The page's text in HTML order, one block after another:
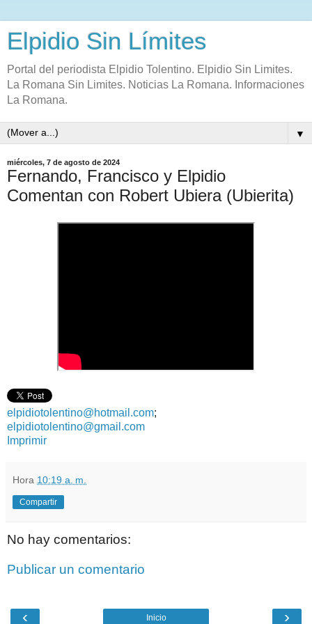
Elpidio Sin Límites
Portal del periodista Elpidio Tolentino. Elpidio Sin Limites.
La Romana Sin Limites. Noticias La Romana. Informaciones
La Romana.
▼
miércoles, 7 de agosto de 2024
Fernando, Francisco y Elpidio
Comentan con Robert Ubiera (Ubierita)
elpidiotolentino@hotmail.com;
elpidiotolentino@gmail.com
Imprimir
Hora 10:19 a. m.
Compartir
No hay comentarios:
Publicar un comentario
‹ ›
Inicio